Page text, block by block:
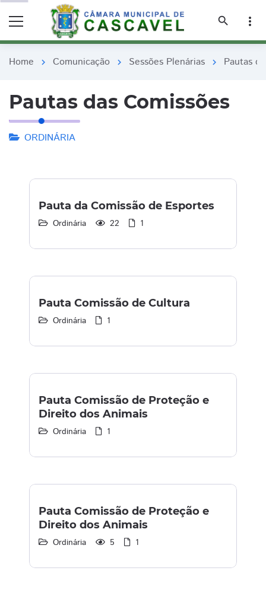
search
more_vert
Home chevron_right Comunicação chevron_right Sessões Plenárias chevron_right Pautas
Pautas das Comissões
ORDINÁRIA
Pauta da Comissão de Esportes
Ordinária 22 1
Pauta Comissão de Cultura
Ordinária 1
Pauta Comissão de Proteção e
Direito dos Animais
Ordinária 1
Pauta Comissão de Proteção e
Direito dos Animais
Ordinária 5 1